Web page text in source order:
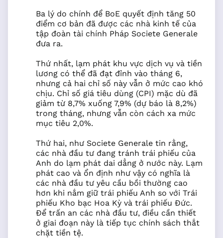
Ba lý do chính để BoE quyết định tăng 50
điểm cơ bản đã được các nhà kinh tế của
tập đoàn tài chính Pháp Societe Generale
đưa ra.
Thứ nhất, lạm phát khu vực dịch vụ và tiền
lương có thể đã đạt đỉnh vào tháng 6,
nhưng cả hai chỉ số này vẫn ở mức cao khó
chịu. Chỉ số giá tiêu dùng (CPI) mặc dù đã
giảm từ 8,7% xuống 7,9% (dự báo là 8,2%)
trong tháng, nhưng vẫn còn cách xa mức
mục tiêu 2,0%.
Thứ hai, như Societe Generale tin rằng,
các nhà đầu tư đang tránh trái phiếu của
Anh do lạm phát dai dẳng ở nước này. Lạm
phát cao và ổn định như vậy có nghĩa là
các nhà đầu tư yêu cầu bồi thường cao
hơn khi nắm giữ trái phiếu Anh so với Trái
phiếu Kho bạc Hoa Kỳ và trái phiếu Đức.
Để trấn an các nhà đầu tư, điều cần thiết
ở giai đoạn này là tiếp tục chính sách thắt
chặt tiền tệ.